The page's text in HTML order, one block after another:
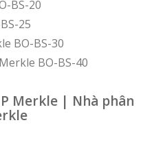
BS-20
25
BO-BS-30
BO-BS-40
Merkle | Nhà phân